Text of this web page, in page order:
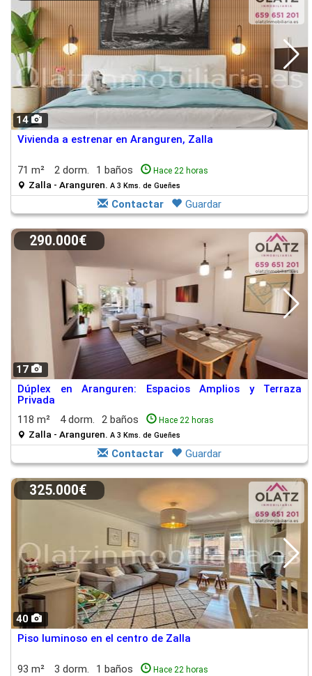
14
Vivienda a estrenar en Aranguren, Zalla
71 m² 2 dorm. 1 baños Hace 22 horas
Zalla - Aranguren. A 3 Kms. de Gueñes
Contactar Guardar
17
290.000€
Dúplex en Aranguren: Espacios Amplios y Terraza
Privada
118 m²
4 dorm. 2 baños Hace 22 horas
Zalla - Aranguren. A 3 Kms. de Gueñes
Contactar Guardar
40
325.000€
Piso luminoso en el centro de Zalla
93 m² 3 dorm. 1 baños Hace 22 horas